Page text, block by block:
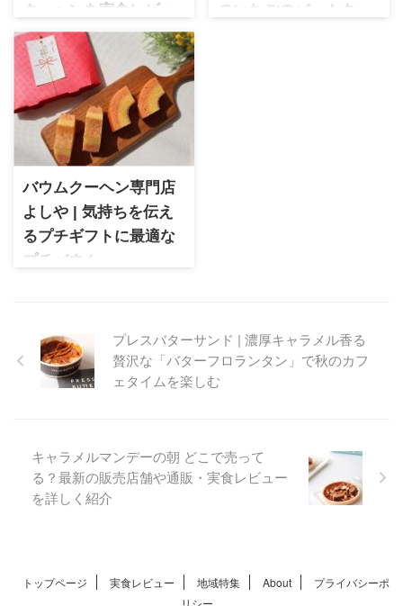
クーヘンを実食レビュ
ー
白いバウム 雪のように白くふ
んわり食感が楽しめるバウム
クーヘンを実食レビュー。北
海道産素材を使用したやさし
い味わいが魅力の「白い恋
人」シリーズです。実際に食
べた感想や特徴をご紹介しま
す。
のいちごのバームクー
バウムクーヘン専門店
よしや | 気持ちを伝え
るプチギフトに最適な
プチバウム
ン専門店よしや。引越しの挨
拶などちょっとしたシーンで
活躍するプチギフトに最適な
プレスバターサンド | 濃厚キャラメル香る
贅沢な「バターフロランタン」で秋のカフ
ェタイムを楽しむ
キャラメルマンデーの朝 どこで売って
る？最新の販売店舗や通販・実食レビュー
を詳しく紹介
トップページ 実食レビュー 地域特集 About
プライバシーポ